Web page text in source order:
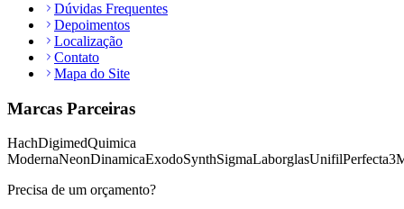
Dúvidas Frequentes
Depoimentos
Localização
Contato
Mapa do Site
Marcas Parceiras
HachDigimedQuimica
ModernaNeonDinamicaExodoSynthSigmaLaborglasUnifilPerfecta
Precisa de um orçamento?